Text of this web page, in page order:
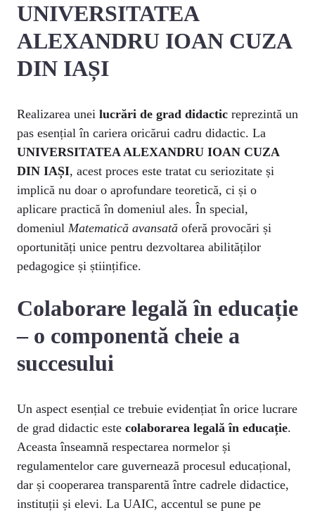
UNIVERSITATEA
ALEXANDRU IOAN CUZA
DIN IAȘI
Realizarea unei lucrări de grad didactic reprezintă un
pas esențial în cariera oricărui cadru didactic. La
UNIVERSITATEA ALEXANDRU IOAN CUZA
DIN IAȘI, acest proces este tratat cu seriozitate și
implică nu doar o aprofundare teoretică, ci și o
aplicare practică în domeniul ales. În special,
domeniul Matematică avansată oferă provocări și
oportunități unice pentru dezvoltarea abilităților
pedagogice și științifice.
Colaborare legală în educație
– o componentă cheie a
succesului
Un aspect esențial ce trebuie evidențiat în orice lucrare
de grad didactic este colaborarea legală în educație.
Aceasta înseamnă respectarea normelor și
regulamentelor care guvernează procesul educațional,
dar și cooperarea transparentă între cadrele didactice,
instituții și elevi. La UAIC, accentul se pune pe